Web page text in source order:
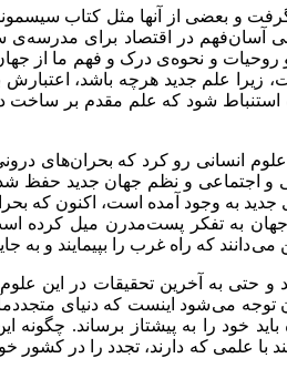
و بعضی از آنها مثل کتاب
در اقتصاد برای مدرسه‌ی
و نحوه‌ی درک و فهم ما از
علم جدید هرچه باشد،
شود که علم مقدم بر ساخت
انسانی رو کرد که بحران‌های
اجتماعی و نظم جهان جدید حفظ
به وجود آمده است، اکنون که
جهان به تفکر پست‌مدرن میل
می دانند که راه غرب را بپیمایند و
حتی به آخرین تحقیقات در این
می شود اینست که دنیای
باید خود را به پیشتاز برساند.
با علمی که دارند، تجدد را در